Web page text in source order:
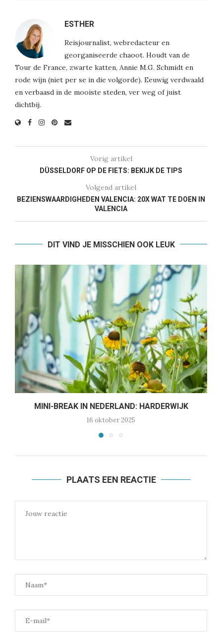
ESTHER
Reisjournalist, webredacteur en
georganiseerde chaoot. Houdt van de
Tour de France, zwarte katten, Annie M.G. Schmidt en
rode wijn (niet per se in die volgorde). Eeuwig verdwaald
en verbaasd in de mooiste steden, ver weg of juist
dichtbij.
Vorig artikel
DÜSSELDORF OP DE FIETS: BEKIJK DE TIPS
Volgend artikel
BEZIENSWAARDIGHEDEN VALENCIA: 20X WAT TE DOEN IN
VALENCIA
DIT VIND JE MISSCHIEN OOK LEUK
MINI-BREAK IN NEDERLAND: HARDERWIJK
16 oktober 2025
PLAATS EEN REACTIE